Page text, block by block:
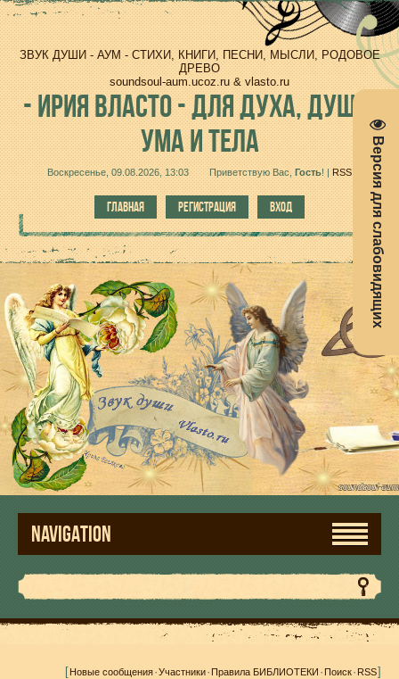
Версия для слабовидящих
ЗВУК ДУШИ - АУМ - СТИХИ, КНИГИ, ПЕСНИ, МЫСЛИ, РОДОВОЕ
ДРЕВО
soundsoul-aum.ucoz.ru & vlasto.ru
-ИРИЯ ВЛАСТО - ДЛЯ ДУХА, ДУШИ,
УМА И ТЕЛА
Воскресенье, 09.08.2026, 13:03 Приветствую Вас Гость! | RSS
ГЛАВНАЯ РЕГИСТРАЦИЯ ВХОД
NAVIGATION
[Новые сообщения·Участники·Правила БИБЛИОТЕКИ·Поиск·RSS]